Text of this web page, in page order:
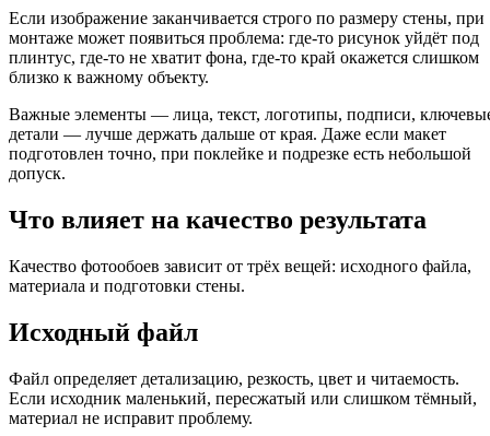
Если изображение заканчивается строго по размеру стены, при
монтаже может появиться проблема: где-то рисунок уйдёт под
плинтус, где-то не хватит фона, где-то край окажется слишком
близко к важному объекту.
Важные элементы — лица, текст, логотипы, подписи,
детали — лучше держать дальше от края. Даже если макет
подготовлен точно, при поклейке и подрезке есть небольшой
допуск.
Что влияет на качество результата
Качество фотообоев зависит от трёх вещей: исходного файла,
материала и подготовки стены.
Исходный файл
Файл определяет детализацию, резкость, цвет и читаемость.
Если исходник маленький, пересжатый или слишком тёмный,
материал не исправит проблему.